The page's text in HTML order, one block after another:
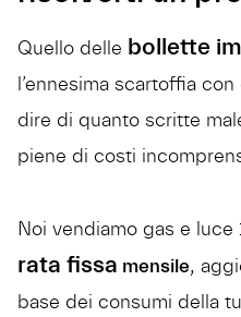
Quello delle bollette
l’ennesima scartoffia
dire di quanto scritte
piene di costi
Noi vendiamo gas e
rata fissa mensile,
base dei consumi della